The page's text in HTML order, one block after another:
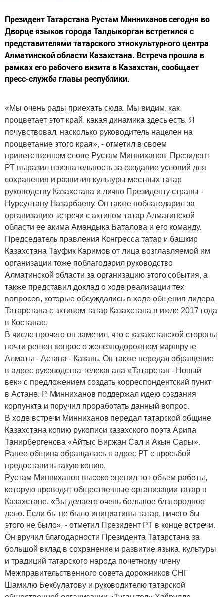
Президент Татарстана Рустам Минниханов сегодня во
Дворце языков города Талдыкорган встретился с
представителями татарского этнокультурного центра
Алматинской области Казахстана. Встреча прошла в
рамках его рабочего визита в Казахстан, сообщает
пресс-служба главы республики.
«Мы очень рады приехать сюда. Мы видим, как
процветает этот край, какая динамика здесь есть. Я
почувствовал, насколько руководитель нацелен на
процветание этого края», - отметил в своем
приветственном слове Рустам Минниханов. Президент
РТ выразил признательность за создание условий для
сохранения и развития культуры местных татар
руководству Казахстана и лично Президенту страны -
Нурсултану Назарбаеву. Он также поблагодарил за
организацию встречи с активом татар Алматинской
области ее акима Амандыка Баталова и его команду.
Председатель правления Конгресса татар и башкир
Казахстана Тауфик Каримов от лица возглавляемой им
организации тоже поблагодарил руководство
Алматинской области за организацию этого события, а
также представил доклад о ходе реализации тех
вопросов, которые обсуждались в ходе общения лидера
Татарстана с активом татар Казахстана в июле 2017 года
в Костанае.
В числе прочего он заметил, что с казахстанской стороны
почти решен вопрос о железнодорожном маршруте
Алматы - Астана - Казань. Он также передал обращение
в адрес руководства телеканала «Татарстан - Новый
век» с предложением создать корреспондентский пункт
в Астане. Р. Минниханов поддержал идею создания
корпункта и поручил проработать данный вопрос.
В ходе встречи Минниханов передал татарской общине
Казахстана копию рукописи казахского поэта Арипа
Танирбергенова «Айтыс Биржан Сал и Акын Сары».
Ранее община обращалась в адрес РТ с просьбой
предоставить такую копию.
Рустам Минниханов высоко оценил тот объем работы,
которую проводят общественные организации татар в
Казахстане. «Вы делаете очень большое благородное
дело. Если бы не было инициативы татар, ничего бы
этого не было», - отметил Президент РТ в конце встречи.
Он вручил благодарности Президента Татарстана за
большой вклад в сохранение и развитие языка, культуры
и традиций татарского народа почетному члену
Межправительственного совета дорожников СНГ
Шамилю Бекбулатову и руководителю татарской